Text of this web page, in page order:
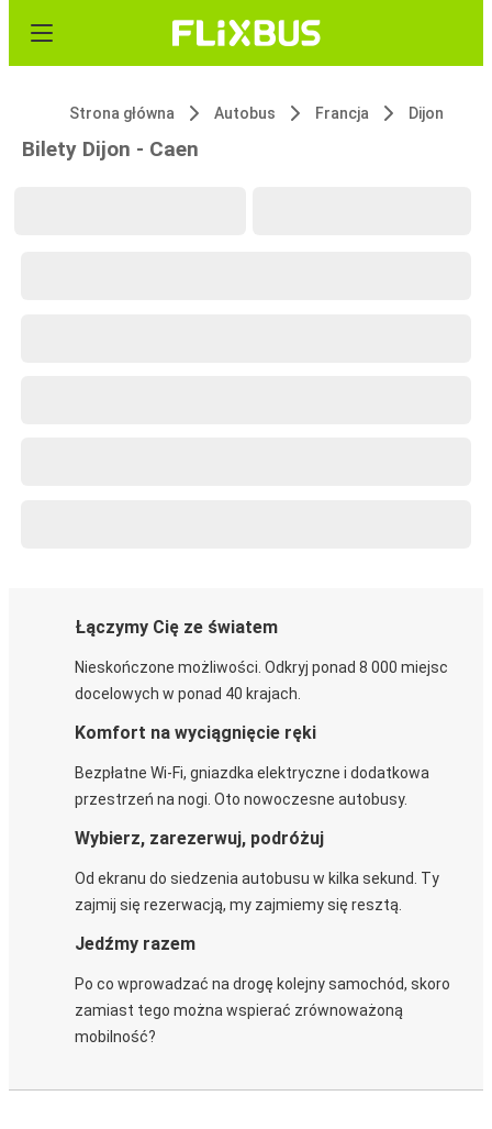
Strona główna Autobus Francja Dijon
Bilety Dijon - Caen
Łączymy Cię ze światem
Nieskończone możliwości. Odkryj ponad 8 000 miejsc
docelowych w ponad 40 krajach.
Komfort na wyciągnięcie ręki
Bezpłatne Wi-Fi, gniazdka elektryczne i dodatkowa
przestrzeń na nogi. Oto nowoczesne autobusy.
Wybierz, zarezerwuj, podróżuj
Od ekranu do siedzenia autobusu w kilka sekund. Ty
zajmij się rezerwacją, my zajmiemy się resztą.
Jedźmy razem
Po co wprowadzać na drogę kolejny samochód, skoro
zamiast tego można wspierać zrównoważoną
mobilność?